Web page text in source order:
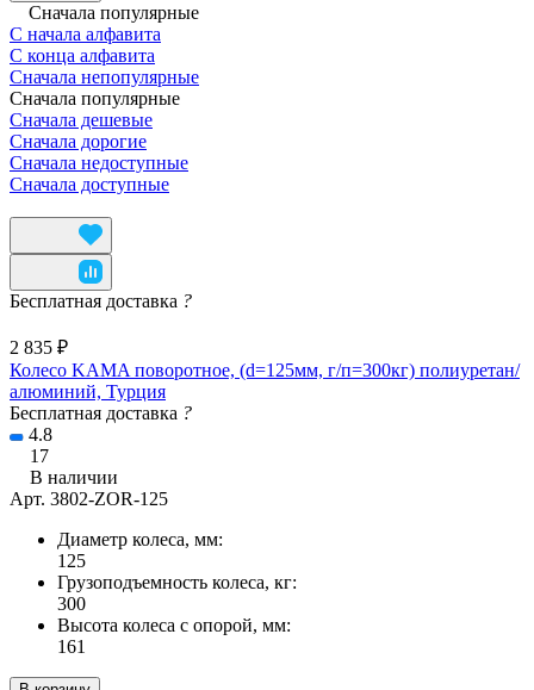
Сначала популярные
С начала алфавита
С конца алфавита
Сначала непопулярные
Сначала популярные
Сначала дешевые
Сначала дорогие
Сначала недоступные
Сначала доступные
Бесплатная доставка ?
2 835 ₽
Колесо KAMA поворотное, (d=125мм, г/п=300кг) полиуретан/
алюминий, Турция
Бесплатная доставка ?
4.8
17
В наличии
Арт. 3802-ZOR-125
Диаметр колеса, мм:
125
Грузоподъемность колеса, кг:
300
Высота колеса с опорой, мм:
161